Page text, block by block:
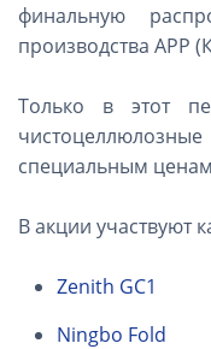
финальную
производства APP
Только в этот
специальным ценам
В акции участвуют
Zenith GC1
Ningbo Fold